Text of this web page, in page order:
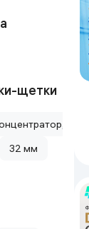
щетки
а не
32 мм